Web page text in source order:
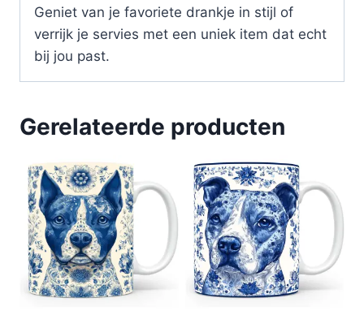
Geniet van je favoriete drankje in stijl of
verrijk je servies met een uniek item dat echt
bij jou past.
Gerelateerde producten